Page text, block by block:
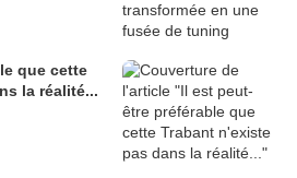
que cette
la réalité...